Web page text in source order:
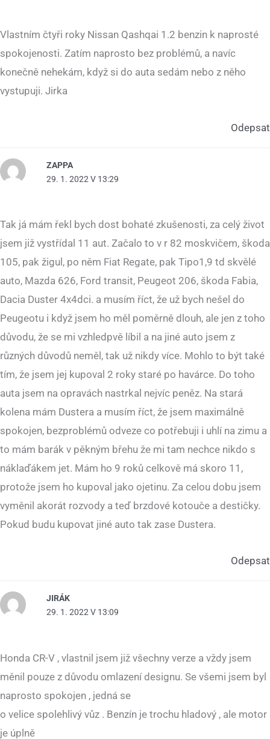
Vlastním čtyři roky Nissan Qashqai 1.2 benzin k naprosté
spokojenosti. Zatím naprosto bez problémů, a navíc
konečně nehekám, když si do auta sedám nebo z něho
vystupuji. Jirka
Odepsat
ZAPPA
29. 1. 2022 V 13:29
Tak já mám řekl bych dost bohaté zkušenosti, za celý život
jsem již vystřídal 11 aut. Začalo to v r 82 moskvičem, škoda
105, pak žigul, po něm Fiat Regate, pak Tipo1,9 td skvělé
auto, Mazda 626, Ford transit, Peugeot 206, škoda Fabia,
Dacia Duster 4x4dci. a musím říct, že už bych nešel do
Peugeotu i když jsem ho měl poměrně dlouh, ale jen z toho
důvodu, že se mi vzhledpvě líbil a na jiné auto jsem z
různých důvodů neměl, tak už nikdy více. Mohlo to být také
tím, že jsem jej kupoval 2 roky staré po havárce. Do toho
auta jsem na opravách nastrkal nejvíc peněz. Na stará
kolena mám Dustera a musím říct, že jsem maximálně
spokojen, bezproblémů odveze co potřebuji i uhlí na zimu a
to mám barák v pěkným břehu že mi tam nechce nikdo s
náklaďákem jet. Mám ho 9 roků celkově má skoro 11,
protože jsem ho kupoval jako ojetinu. Za celou dobu jsem
vyměnil akorát rozvody a teď brzdové kotouče a destičky.
Pokud budu kupovat jiné auto tak zase Dustera.
Odepsat
JIRÁK
29. 1. 2022 V 13:09
Honda CR-V , vlastnil jsem již všechny verze a vždy jsem
měnil pouze z důvodu omlazení designu. Se všemi jsem byl
naprosto spokojen , jedná se
o velice spolehlivý vůz . Benzín je trochu hladový , ale motor
je úplně